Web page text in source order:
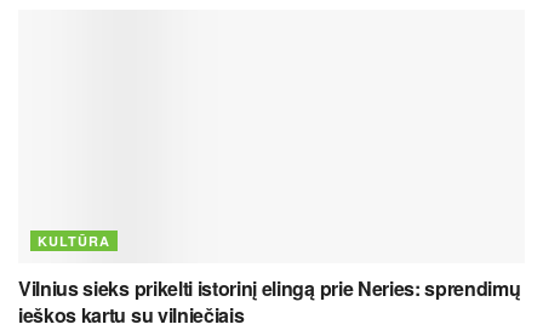
KULTŪRA
Vilnius sieks prikelti istorinį elingą prie Neries: sprendimų
ieškos kartu su vilniečiais